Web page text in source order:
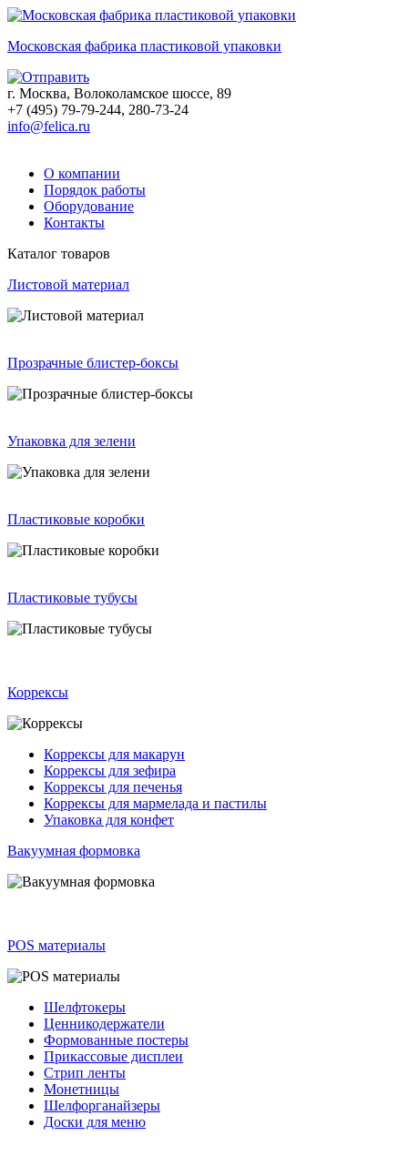
Московская фабрика пластиковой упаковки
г. Москва, Волоколамское шоссе, 89
+7 (495) 79-79-244, 280-73-24
info@felica.ru
О компании
Порядок работы
Оборудование
Контакты
Каталог товаров
Листовой материал
Прозрачные блистер-боксы
Упаковка для зелени
Пластиковые коробки
Пластиковые тубусы
Коррексы
Коррексы для макарун
Коррексы для зефира
Коррексы для печенья
Коррексы для мармелада и пастилы
Упаковка для конфет
Вакуумная формовка
POS материалы
Шелфтокеры
Ценникодержатели
Формованные постеры
Прикассовые дисплеи
Стрип ленты
Монетницы
Шелфорганайзеры
Доски для меню